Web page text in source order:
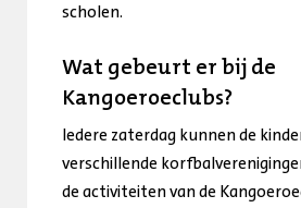
scholen.
Wat gebeurt er bij de
Kangoeroeclubs?
Iedere zaterdag kunnen de
verschillende
de activiteiten van de